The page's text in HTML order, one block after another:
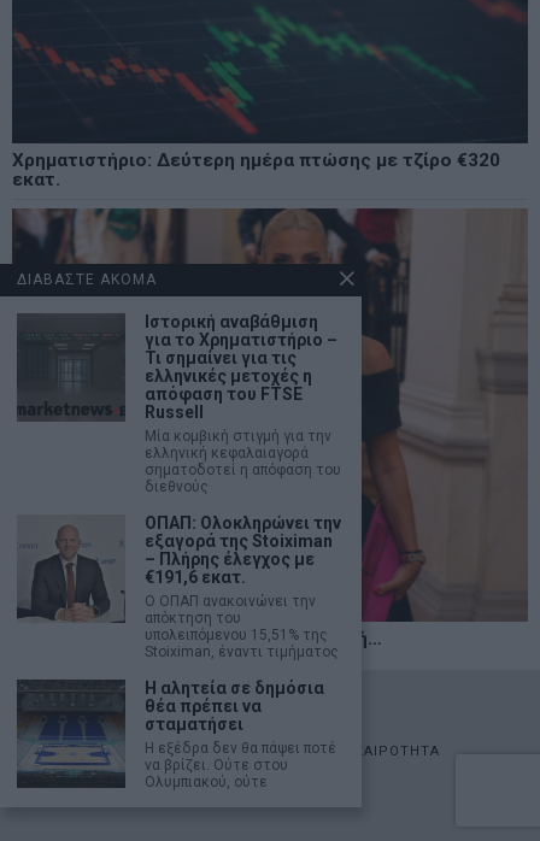
Χρηματιστήριο: Δεύτερη ημέρα πτώσης με τζίρο €320
εκατ.
Η αληθινή παιδεία ξεκινά από την ψυχή…
2026 - marketnews.gr - All Rights Reserved
ΑΡΧΙΚΗ ΟΙΚΟΝΟΜΙΑ ΠΟΛΙΤΙΚΗ ΑΓΟΡΕΣ
ΕΠΙΚΑΙΡΟΤΗΤΑ
AUTOMOTO
LIFESTYLE
ΔΙΑΒΑΣΤΕ ΑΚΟΜΑ
Ιστορική αναβάθμιση
για το Χρηματιστήριο –
Τι σημαίνει για τις
ελληνικές μετοχές η
απόφαση του FTSE
Russell
Μία κομβική στιγμή για την
ελληνική κεφαλαιαγορά
σηματοδοτεί η απόφαση του
διεθνούς
ΟΠΑΠ: Ολοκληρώνει την
εξαγορά της Stoiximan
– Πλήρης έλεγχος με
€191,6 εκατ.
Ο ΟΠΑΠ ανακοινώνει την
απόκτηση του
υπολειπόμενου 15,51% της
Stoiximan, έναντι τιμήματος
Η αλητεία σε δημόσια
θέα πρέπει να
σταματήσει
Η εξέδρα δεν θα πάψει ποτέ
να βρίζει. Ούτε στου
Ολυμπιακού, ούτε